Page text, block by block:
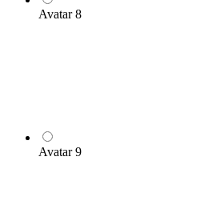
Avatar 8
Avatar 9